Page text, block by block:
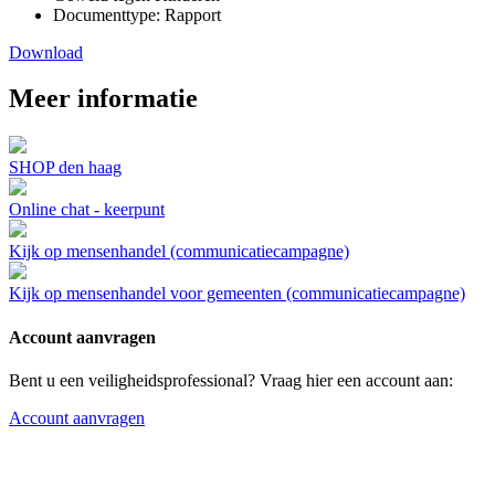
Documenttype: Rapport
Download
Meer informatie
SHOP den haag
Online chat - keerpunt
Kijk op mensenhandel (communicatiecampagne)
Kijk op mensenhandel voor gemeenten (communicatiecampagne)
Account aanvragen
Bent u een veiligheidsprofessional? Vraag hier een account aan:
Account aanvragen